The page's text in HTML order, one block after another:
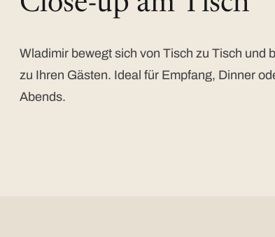
Wladimir bewegt sich von Tisch zu Tisch und
zu Ihren Gästen. Ideal für Empfang, Dinner
Abends.